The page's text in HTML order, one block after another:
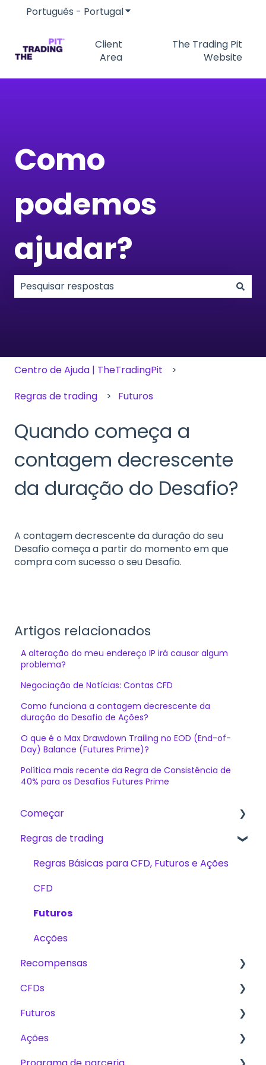
Português - PortugalMostrar submenu para
Client
Area
The Trading Pit
Website
Como
podemos
ajudar?
Centro de Ajuda | TheTradingPit
Regras de trading
Futuros
Quando começa a
contagem decrescente
da duração do Desafio?
A contagem decrescente da duração do seu
Desafio começa a partir do momento em que
compra com sucesso o seu Desafio.
Artigos relacionados
A alteração do meu endereço IP irá causar algum
problema?
Negociação de Notícias: Contas CFD
Como funciona a contagem decrescente da
duração do Desafio de Ações?
O que é o Max Drawdown Trailing no EOD (End-of-
Day) Balance (Futures Prime)?
Política mais recente da Regra de Consistência de
40% para os Desafios Futures Prime
Começar
Começando
The Trading Pit – Quem somos nós
Compras
Produtos
Verificação de conta
Trading
Desafios
Plano de Escalonamento
Regras de trading
Regras Básicas para CFD, Futuros e Ações
CFD
Futuros
Acções
Recompensas
Taxas
Métodos de recompensas
CFDs
Produtos
Trading
Futuros
Plano de Escalonamento or Plano de
Ações